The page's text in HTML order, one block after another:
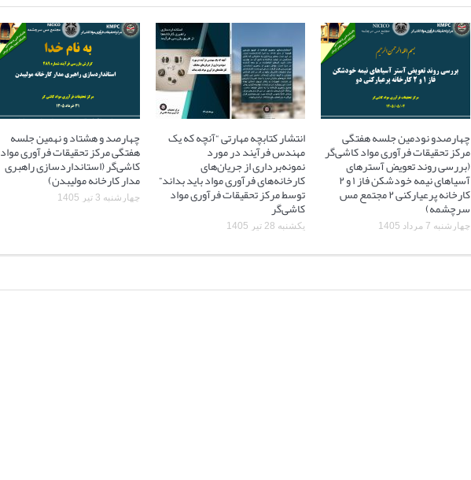
چهارصدو نودمین جلسه هفتگی
مرکز تحقیقات فرآوری مواد کاشی‌گر
(بررسی روند تعویض آسترهای
آسیاهای نیمه خودشکن فاز ۱ و ۲
کارخانه پرعیارکنی ۲ مجتمع مس
سرچشمه)
چهارشنبه 7 مرداد 1405
انتشار کتابچه مهارتی “آنچه که یک
مهندس فرآیند در مورد
نمونه‌برداری از جریان‌های
کارخانه‌های فرآوری مواد باید بداند”
توسط مرکز تحقیقات فرآوری مواد
کاشی‌گر
یکشنبه 28 تیر 1405
چهارصد و هشتاد و نهمین جلسه
هفتگی مرکز تحقیقات فرآوری مواد
کاشی‌گر (استانداردسازی راهبری
مدار کارخانه مولیبدن)
چهارشنبه 3 تیر 1405